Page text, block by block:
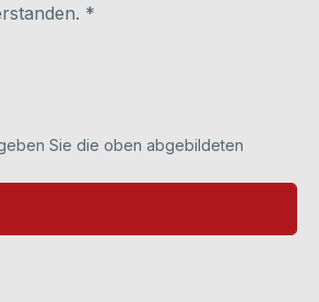
*
Sie die oben abgebildeten